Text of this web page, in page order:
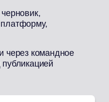
через командное